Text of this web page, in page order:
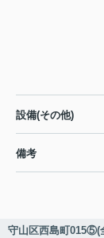
設備(その他)
備考
守山区西島町015⑤(